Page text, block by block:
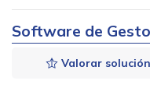
Software de
Valorar solución